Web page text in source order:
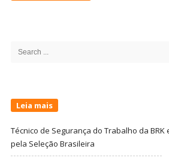
Search
Leia mais
Técnico de Segurança do Trabalho da
pela Seleção Brasileira